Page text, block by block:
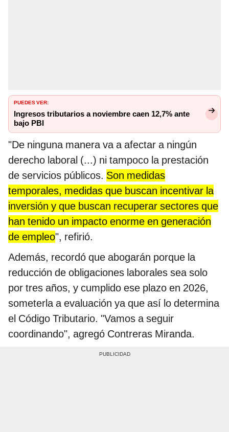
PUEDES VER:
Ingresos tributarios a noviembre caen 12,7% ante
bajo PBI
"De ninguna manera va a afectar a ningún
derecho laboral (...) ni tampoco la prestación
de servicios públicos. Son medidas
temporales, medidas que buscan incentivar la
inversión y que buscan recuperar sectores que
han tenido un impacto enorme en generación
de empleo", refirió.
Además, recordó que abogarán porque la
reducción de obligaciones laborales sea solo
por tres años, y cumplido ese plazo en 2026,
someterla a evaluación ya que así lo determina
el Código Tributario. "Vamos a seguir
coordinando", agregó Contreras Miranda.